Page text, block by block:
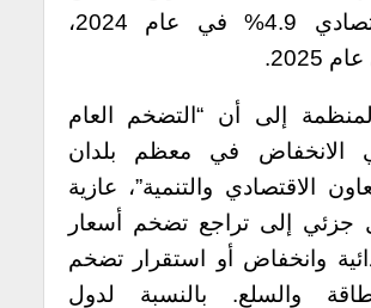
النمو الاقتصادي 4.9% في عام 2024،
إلى أن “التضخم العام
الانخفاض في معظم بلدان
الاقتصادي والتنمية”، عازية
إلى تراجع تضخم أسعار
وانخفاض أو استقرار تضخم
والسلع. بالنسبة لدول